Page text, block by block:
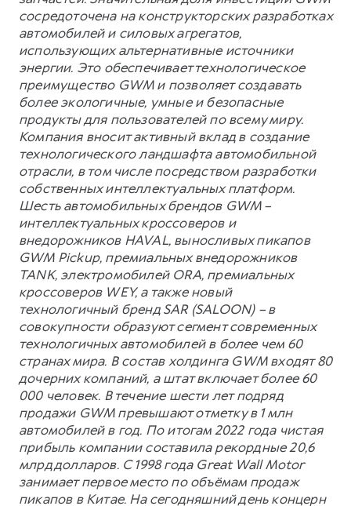
сосредоточена на конструкторских разработках
автомобилей и силовых агрегатов,
использующих альтернативные источники
энергии. Это обеспечивает технологическое
преимущество GWM и позволяет создавать
более экологичные, умные и безопасные
продукты для пользователей по всему миру.
Компания вносит активный вклад в создание
технологического ландшафта автомобильной
отрасли, в том числе посредством разработки
собственных интеллектуальных платформ.
Шесть автомобильных брендов GWM –
интеллектуальных кроссоверов и
внедорожников HAVAL, выносливых пикапов
GWM Pickup, премиальных внедорожников
TANK, электромобилей ORA, премиальных
кроссоверов WEY, а также новый
технологичный бренд SAR (SALOON) – в
совокупности образуют сегмент современных
технологичных автомобилей в более чем 60
странах мира. В состав холдинга GWM входят 80
дочерних компаний, а штат включает более 60
000 человек. В течение шести лет подряд
продажи GWM превышают отметку в 1 млн
автомобилей в год. По итогам 2022 года чистая
прибыль компании составила рекордные 20,6
млрд долларов. С 1998 года Great Wall Motor
занимает первое место по объёмам продаж
пикапов в Китае. На сегодняшний день концерн